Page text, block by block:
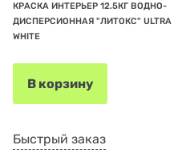
КРАСКА ИНТЕРЬЕР 12.5КГ ВОДНО-
ДИСПЕРСИОННАЯ "ЛИТОКС" ULTRA
WHITE
В корзину
Быстрый заказ